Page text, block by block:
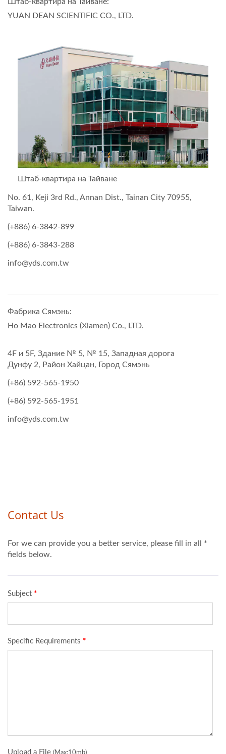
YUAN DEAN SCIENTIFIC CO., LTD.
Штаб-квартира на Тайване
No. 61, Keji 3rd Rd., Annan Dist., Tainan City 70955,
Taiwan.
(+886) 6-3842-899
(+886) 6-3843-288
info@yds.com.tw
Фабрика Сямэнь:
Ho Mao Electronics (Xiamen) Co., LTD.
4F и 5F, Здание № 5, № 15, Западная дорога
Дунфу 2, Район Хайцан, Город Сямэнь
(+86) 592-565-1950
(+86) 592-565-1951
info@yds.com.tw